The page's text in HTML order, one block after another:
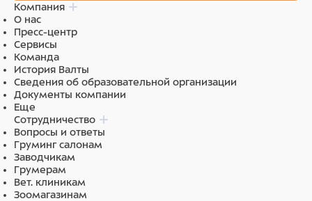
Компания
О нас
Пресс-центр
Сервисы
Команда
История Валты
Сведения об образовательной организации
Документы компании
Еще
Сотрудничество
Вопросы и ответы
Груминг салонам
Заводчикам
Грумерам
Вет. клиникам
Зоомагазинам